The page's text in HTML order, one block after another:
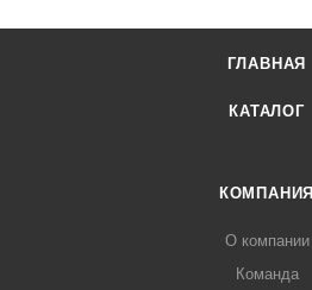
ГЛАВНАЯ
КАТАЛОГ
КОМПАНИЯ
О компании
Команда